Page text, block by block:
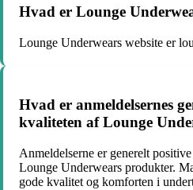
Hvad er Lounge
Lounge Underwears website er
Hvad er anmeldelsernes
kvaliteten af Lounge
Anmeldelserne er generelt
Lounge Underwears produkter.
gode kvalitet og komforten i